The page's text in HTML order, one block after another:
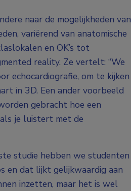
naar de mogelijkheden van
variërend van anatomische
en OK’s tot
reality. Ze vertelt: “We
echocardiografie, om te kijken
in 3D. Een ander voorbeeld
gebracht hoe een
je luistert met de
studie hebben we studenten
en dat lijkt gelijkwaardig aan
inzetten, maar het is wel